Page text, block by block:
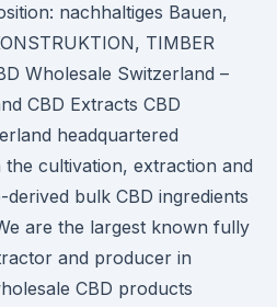
nachhaltiges Bauen,
TIMBER
Wholesale Switzerland –
CBD Extracts CBD
headquartered
cultivation, extraction and
bulk CBD ingredients
are the largest known fully
and producer in
CBD products